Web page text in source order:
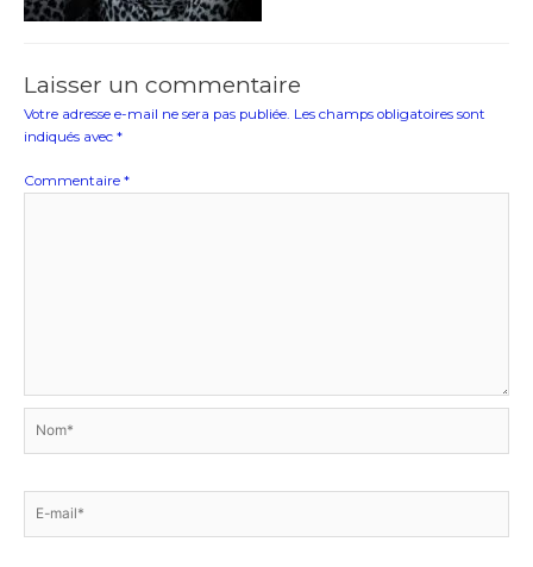
Laisser un commentaire
Votre adresse e-mail ne sera pas publiée. Les champs obligatoires sont
indiqués avec *
Commentaire *
mail*